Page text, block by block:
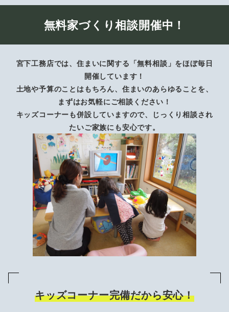
無料家づくり相談開催中！
宮下工務店では、住まいに関する「無料相談」をほぼ毎日
開催しています！
土地や予算のことはもちろん、住まいのあらゆることを、
まずはお気軽にご相談ください！
キッズコーナーも併設していますので、じっくり相談され
たいご家族にも安心です。
キッズコーナー完備だから安心！